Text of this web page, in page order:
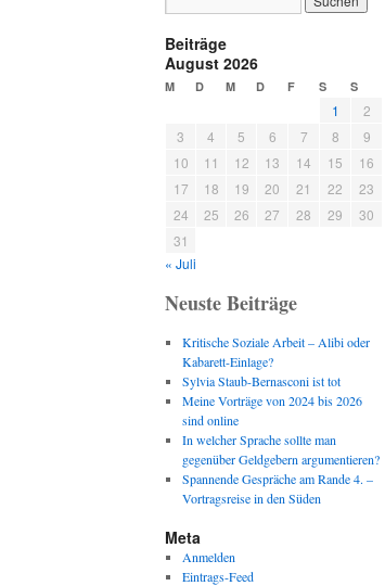
Beiträge
August 2026
M D M D F S S
1
2
3
4 5 6 7 8
9
10
11 12 13 14 15
16
17
18 19 20 21 22
23
24
25 26 27 28 29
30
31
« Juli
Neuste Beiträge
Kritische Soziale Arbeit – Alibi oder
Kabarett-Einlage?
Sylvia Staub-Bernasconi ist tot
Meine Vorträge von 2024 bis 2026
sind online
In welcher Sprache sollte man
gegenüber Geldgebern argumentieren?
Spannende Gespräche am Rande 4. –
Vortragsreise in den Süden
Meta
Anmelden
Eintrags-Feed